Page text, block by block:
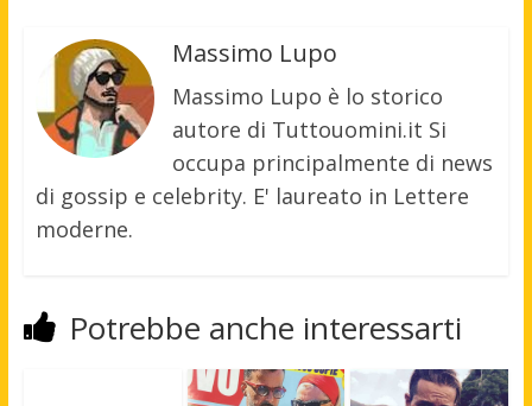
Massimo Lupo
Massimo Lupo è lo storico
autore di Tuttouomini.it Si
occupa principalmente di news
di gossip e celebrity. E' laureato in Lettere
moderne.
Potrebbe anche interessarti